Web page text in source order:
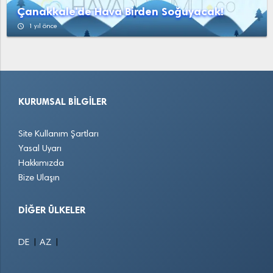
Çanakkale'de Hava Birden Soğuyacak!
access_time 1 yıl önce
KURUMSAL BILGILER
Site Kullanım Şartları
Yasal Uyarı
Hakkımızda
Bize Ulaşın
DIĞER ÜLKELER
DE AZ